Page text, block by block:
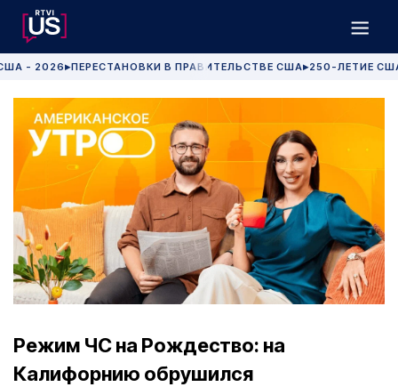
- 2026 ▶ПЕРЕСТАНОВКИ В ПРАВИТЕЛЬСТВЕ США▶250-ЛЕТИЕ
Режим ЧС на Рождество: на
Калифорнию обрушился